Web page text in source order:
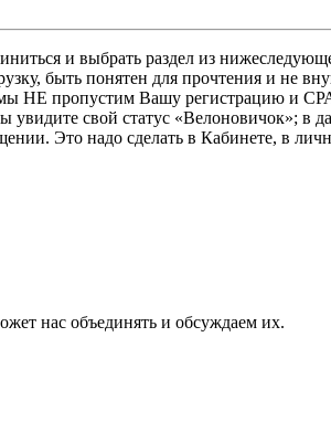
и выбрать раздел из
быть понятен для прочтения и не
НЕ пропустим Вашу регистрацию и
свой статус «Велоновичок»; в
Это надо сделать в Кабинете, в
нас объединять и обсуждаем их.